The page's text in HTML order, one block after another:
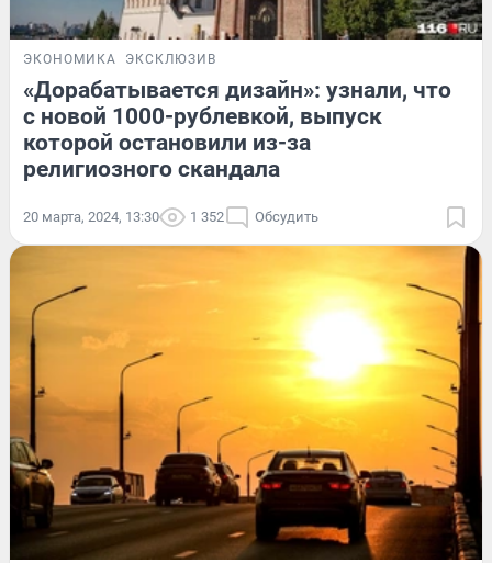
ЭКОНОМИКА ЭКСКЛЮЗИВ
«Дорабатывается дизайн»: узнали, что
с новой 1000-рублевкой, выпуск
которой остановили из-за
религиозного скандала
20 марта, 2024, 13:30 1 352 Обсудить